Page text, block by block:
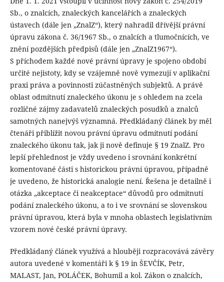
Sb., o znalcích, znaleckých kancelářích a znaleckých
ústavech (dále jen „ZnalZ“), který nahradil dřívější právní
úpravu zákona č. 36/1967 Sb., o znalcích a tlumočnících, ve
znění pozdějších předpisů (dále jen „ZnalZ1967“).
S příchodem každé nové právní úpravy je spojeno období
určité nejistoty, kdy se vzájemně nově vymezují v aplikační
praxi práva a povinnosti zúčastněných subjektů. A právě
oblast odmítnutí znaleckého úkonu je s ohledem na zcela
rozličné zájmy zadavatelů znaleckých posudků a znalců
samotných nanejvýš významná. Předkládaný článek by měl
čtenáři přiblížit novou právní úpravu odmítnutí podání
znaleckého úkonu tak, jak ji nově definuje § 19 ZnalZ. Pro
lepší přehlednost je vždy uvedeno i srovnání konkrétní
komentované části s historickou právní úpravou, případně
je uvedeno, že historická analogie není. Řešena je detailně i
otázka „akceptace či neakceptace“ důvodů pro odmítnutí
podání znaleckého úkonu, a to i ve srovnání se slovenskou
právní úpravou, která byla v mnoha oblastech legislativním
vzorem nové české právní úpravy.
Předkládaný článek využívá a hlouběji rozpracovává závěry
autora uvedené v komentáři k § 19 in ŠEVČÍK, Petr,
MALAST, Jan, POLÁČEK, Bohumil a kol. Zákon o znalcích,